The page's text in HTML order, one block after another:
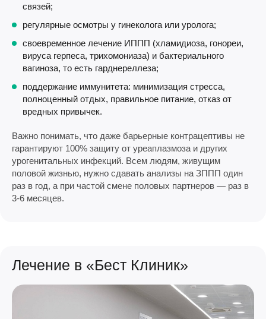
связей;
регулярные осмотры у гинеколога или уролога;
своевременное лечение ИППП (хламидиоза, гонореи,
вируса герпеса, трихомониаза) и бактериального
вагиноза, то есть гарднереллеза;
поддержание иммунитета: минимизация стресса,
полноценный отдых, правильное питание, отказ от
вредных привычек.
Важно понимать, что даже барьерные контрацептивы не
гарантируют 100% защиту от уреаплазмоза и других
урогенитальных инфекций. Всем людям, живущим
половой жизнью, нужно сдавать анализы на ЗППП один
раз в год, а при частой смене половых партнеров — раз в
3-6 месяцев.
Лечение в «Бест Клиник»